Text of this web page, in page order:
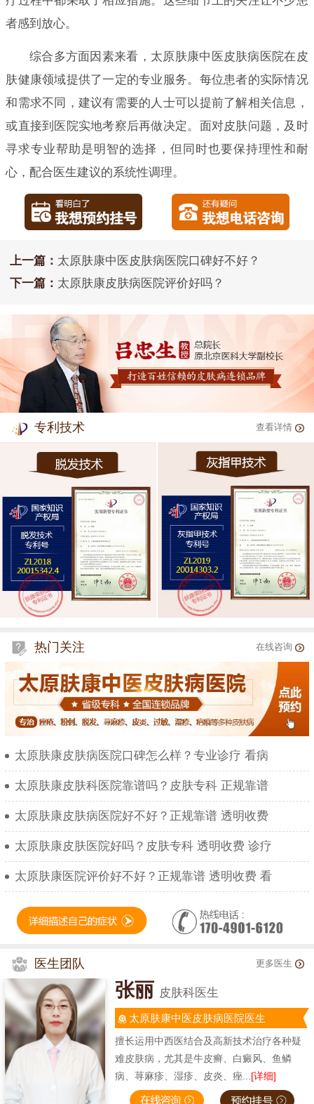
者感到放心。
综合多方面因素来看，太原肤康中医皮肤病医院在皮
肤健康领域提供了一定的专业服务。每位患者的实际情况
和需求不同，建议有需要的人士可以提前了解相关信息，
或直接到医院实地考察后再做决定。面对皮肤问题，及时
寻求专业帮助是明智的选择，但同时也要保持理性和耐
心，配合医生建议的系统性调理。
上一篇： 太原肤康中医皮肤病医院口碑好不好？
下一篇： 太原肤康皮肤病医院评价好吗？
专利技术 查看详情
热门关注 在线咨询
太原肤康皮肤病医院口碑怎么样？专业诊疗 看病
太原肤康皮肤科医院靠谱吗？皮肤专科 正规靠谱
太原肤康皮肤病医院好不好？正规靠谱 透明收费
太原肤康皮肤医院好吗？皮肤专科 透明收费 诊疗
太原肤康医院评价好不好？正规靠谱 透明收费 看
医生团队 更多医生
张丽 皮肤科医生
太原肤康中医皮肤病医院医生
擅长运用中西医结合及高新技术治疗各种疑
难皮肤病，尤其是牛皮癣、白癜风、鱼鳞
病、荨麻疹、湿疹、皮炎、痤... [详细]